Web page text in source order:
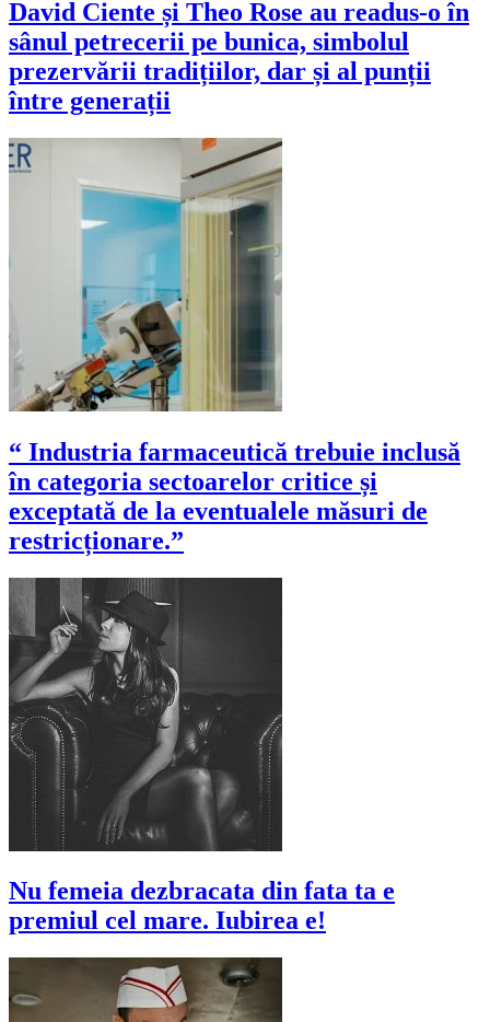
David Ciente și Theo Rose au readus-o în
sânul petrecerii pe bunica, simbolul
prezervării tradițiilor, dar și al punții
între generații
“ Industria farmaceutică trebuie inclusă
în categoria sectoarelor critice și
exceptată de la eventualele măsuri de
restricționare.”
Nu femeia dezbracata din fata ta e
premiul cel mare. Iubirea e!